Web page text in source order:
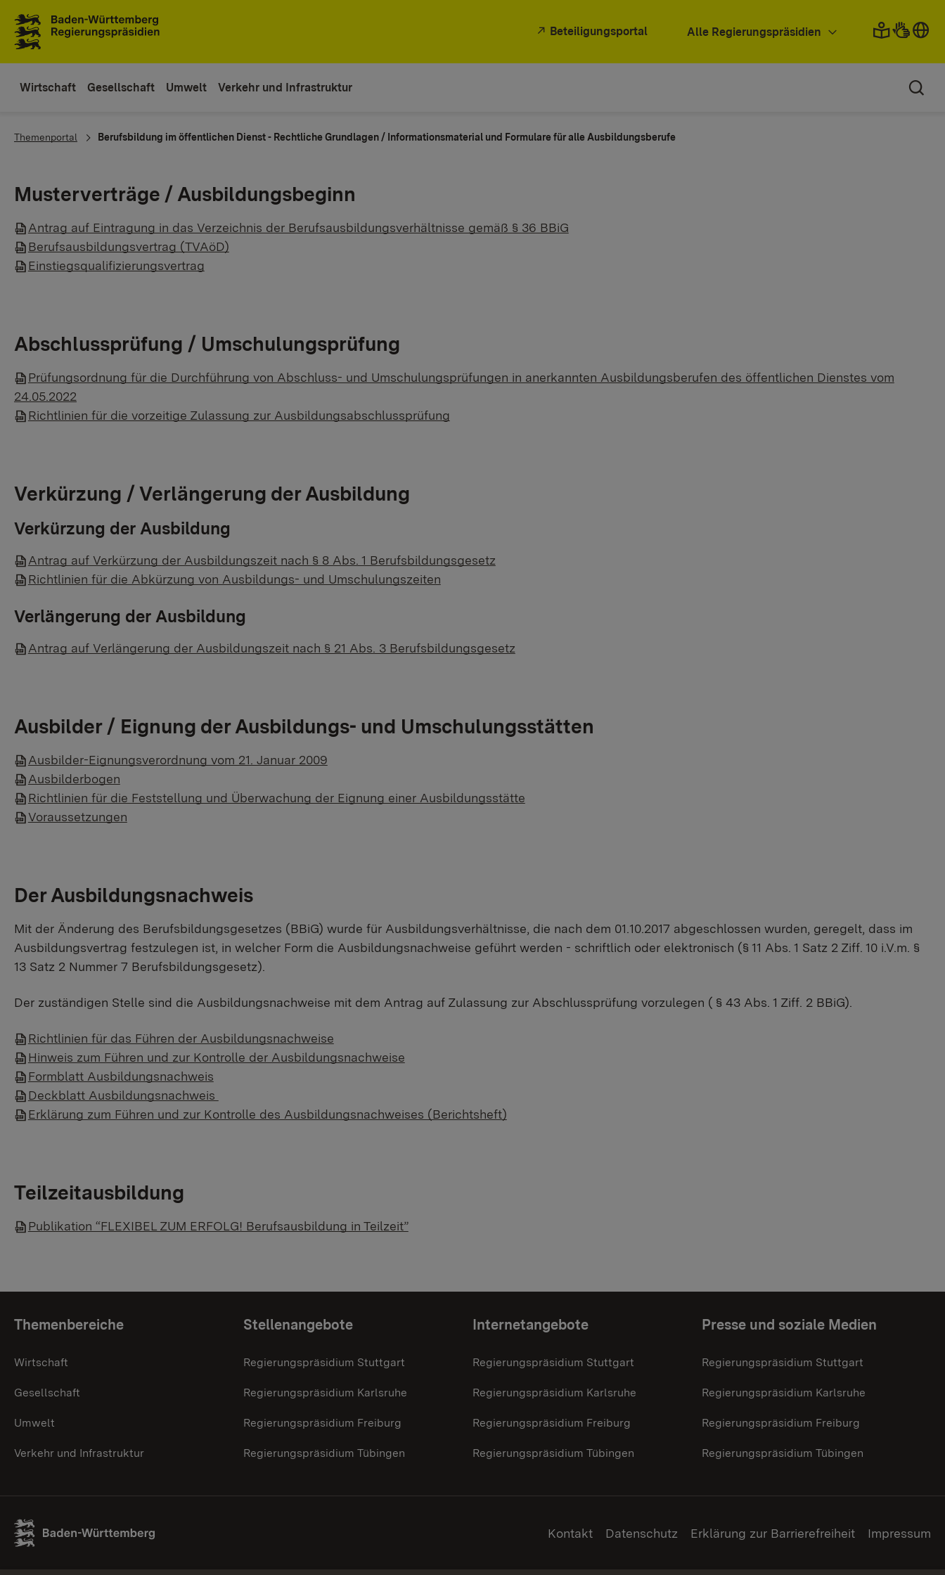
Beteiligungsportal Alle Regierungspräsidien
Wirtschaft Gesellschaft Umwelt Verkehr und Infrastruktur
You are here:
Themenportal Berufsbildung im öffentlichen Dienst - Rechtliche Grundlagen / Informationsmaterial und Formulare für alle Ausbildungsberufe
Musterverträge / Ausbildungsbeginn
​Antrag auf Eintragung in das Verzeichnis der Berufsausbildungsverhältnisse gemäß § 36 BBiG
Berufsausbildungsvertrag (TVAöD)
Einstiegsqualifizierungsvertrag
Abschlussprüfung / Umschulungsprüfung
​Prüfungsordnung für die Durchführung von Abschluss- und Umschulungsprüfungen in anerkannten Ausbildungsberufen des öffentlichen Dienstes vom
24.05.2022
Richtlinien für die vorzeitige Zulassung zur Ausbildungsabschlussprüfung
Verkürzung / Verlängerung der Ausbildung
​Verkürzung der Ausbildung
Antrag auf Verkürzung der Ausbildungszeit nach § 8 Abs. 1 Berufsbildungsgesetz
Richtlinien für die Abkürzung von Ausbildungs- und Umschulungszeiten
Verlängerung der Ausbildung
Antrag auf Verlängerung der Ausbildungszeit nach § 21 Abs. 3 Berufsbildungsgesetz
Ausbilder / Eignung der Ausbildungs- und Umschulungsstätten
​Ausbilder-Eignungsverordnung vom 21. Januar 2009
Ausbilderbogen
Richtlinien für die Feststellung und Überwachung der Eignung einer Ausbildungsstätte
Voraussetzungen
Der Ausbildungsnachweis
​Mit der Änderung des Berufsbildungsgesetzes (BBiG) wurde für Ausbildungsverhältnisse, die nach dem 01.10.2017 abgeschlossen wurden, geregelt, dass im
Ausbildungsvertrag festzulegen ist, in welcher Form die Ausbildungsnachweise geführt werden - schriftlich oder elektronisch (§ 11 Abs. 1 Satz 2 Ziff. 10 i.V.m. §
13 Satz 2 Nummer 7 Berufsbildungsgesetz).
Der zuständigen Stelle sind die Ausbildungsnachweise mit dem Antrag auf Zulassung zur Abschlussprüfung vorzulegen ( § 43 Abs. 1 Ziff. 2 BBiG).
Richtlinien für das Führen der Ausbildungsnachweise
Hinweis zum Führen und zur Kontrolle der Ausbildungsnachweise
Formblatt Ausbildungsnachweis
Deckblatt Ausbildungsnachweis
Erklärung zum Führen und zur Kontrolle des Ausbildungsnachweises (Berichtsheft)
Teilzeitausbildung
Publikation “FLEXIBEL ZUM ERFOLG! Berufsausbildung in Teilzeit”
Themenübersicht
Themenbereiche
Wirtschaft
Gesellschaft
Umwelt
Verkehr und Infrastruktur
Stellenangebote
Regierungspräsidium Stuttgart
Regierungspräsidium Karlsruhe
Regierungspräsidium Freiburg
Regierungspräsidium Tübingen
Internetangebote
Regierungspräsidium Stuttgart
Regierungspräsidium Karlsruhe
Regierungspräsidium Freiburg
Regierungspräsidium Tübingen
Presse und soziale Medien
Regierungspräsidium Stuttgart
Regierungspräsidium Karlsruhe
Regierungspräsidium Freiburg
Regierungspräsidium Tübingen
Kontakt Datenschutz Erklärung zur Barrierefreiheit Impressum